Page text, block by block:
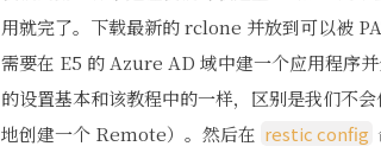
用就完了。下载最新的 rclone 并放到可以被
需要在 E5 的 Azure AD 域中建一个应用程序
的设置基本和该教程中的一样，区别是我们不会
地创建一个 Remote）。然后在 restic config